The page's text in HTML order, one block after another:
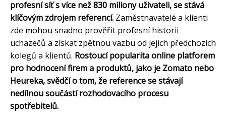
profesní síť s více než 830 miliony uživateli, se stává
klíčovým zdrojem referencí. Zaměstnavatelé a klienti
zde mohou snadno prověřit profesní historii
uchazečů a získat zpětnou vazbu od jejich předchozích
kolegů a klientů. Rostoucí popularita online platforem
pro hodnocení firem a produktů, jako je Zomato nebo
Heureka, svědčí o tom, že reference se stávají
nedílnou součástí rozhodovacího procesu
spotřebitelů.